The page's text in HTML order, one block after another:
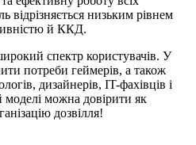
відрізняється низьким рівнем
й ККД.
спектр користувачів. У
потреби геймерів, а також
дизайнерів, IT-фахівців і
можна довірити як
дозвілля!